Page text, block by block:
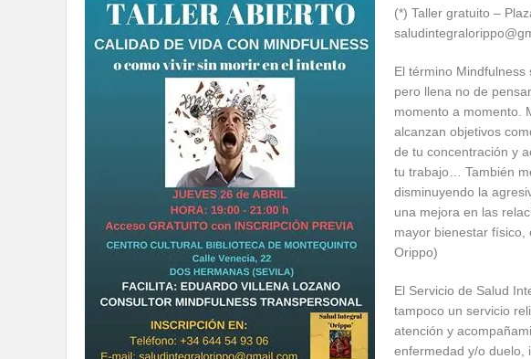
(*) Taller gratuito –
El término Mindfulness
pero llena no de
momento a momento.
alcanzan objetivos
de tu concentración y
tu trabajo… También
disminuyendo la
una mejora en las
mayor bienestar físico,
Orippo)
El Servicio de Salud
tampoco un servicio
atención y
enfermedad y/o duelo,